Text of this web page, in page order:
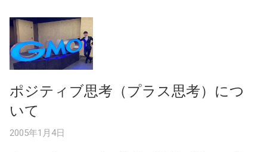
ポジティブ思考（プラス思考）につ
いて
2005年1月4日